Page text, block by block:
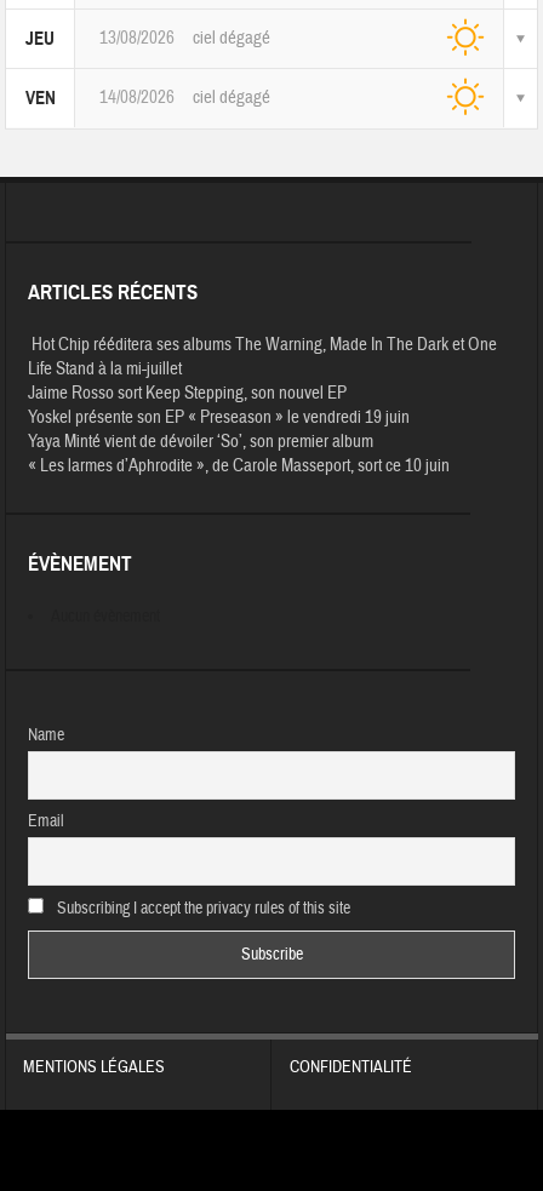
JEU 13/08/2026 ciel dégagé
VEN 14/08/2026 ciel dégagé
ARTICLES RÉCENTS
Hot Chip rééditera ses albums The Warning, Made In The Dark et One
Life Stand à la mi-juillet
Jaime Rosso sort Keep Stepping, son nouvel EP
Yoskel présente son EP « Preseason » le vendredi 19 juin
Yaya Minté vient de dévoiler ‘So’, son premier album
« Les larmes d’Aphrodite », de Carole Masseport, sort ce 10 juin
ÉVÈNEMENT
Name
Email
Subscribing I accept the privacy rules of this site
MENTIONS LÉGALES CONFIDENTIALITÉ